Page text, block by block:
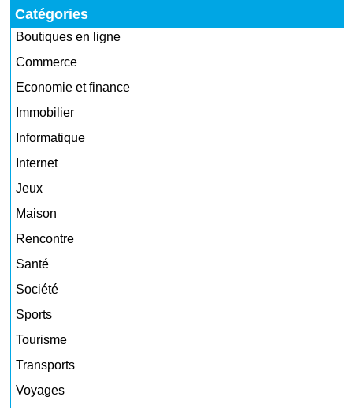
Catégories
Boutiques en ligne
Commerce
Economie et finance
Immobilier
Informatique
Internet
Jeux
Maison
Rencontre
Santé
Société
Sports
Tourisme
Transports
Voyages